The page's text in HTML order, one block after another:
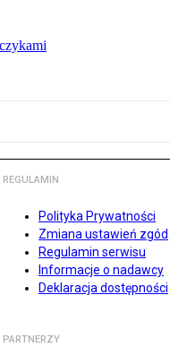
REGULAMIN
Polityka Prywatności
Zmiana ustawień zgód
Regulamin serwisu
Informacje o nadawcy
Deklaracja dostępności
PARTNERZY